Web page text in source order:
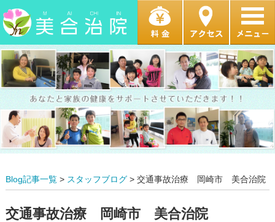
Blog記事一覧> スタッフブログ> 交通事故治療 岡崎市 美合治院
交通事故治療 岡崎市 美合治院